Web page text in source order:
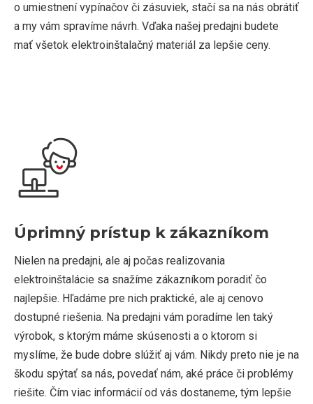
o umiestnení vypínačov či zásuviek, stačí sa na nás obrátiť
a my vám spravíme návrh. Vďaka našej predajni budete
mať všetok elektroinštalačný materiál za lepšie ceny.
Úprimný prístup k zákazníkom
Nielen na predajni, ale aj počas realizovania
elektroinštalácie sa snažíme zákazníkom poradiť čo
najlepšie. Hľadáme pre nich praktické, ale aj cenovo
dostupné riešenia. Na predajni vám poradíme len taký
výrobok, s ktorým máme skúsenosti a o ktorom si
myslíme, že bude dobre slúžiť aj vám. Nikdy preto nie je na
škodu spýtať sa nás, povedať nám, aké práce či problémy
riešite. Čím viac informácií od vás dostaneme, tým lepšie